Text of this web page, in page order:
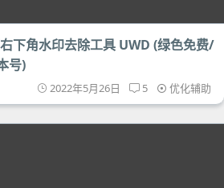
下角水印去除工具 UWD (绿色免费/
号)
2022年5月26日 5 优化辅助